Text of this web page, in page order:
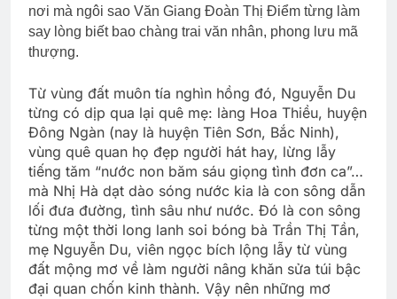
nơi mà ngôi sao Văn Giang Đoàn Thị Điểm từng làm
say lòng biết bao chàng trai văn nhân, phong lưu mã
thượng.
Từ vùng đất muôn tía nghìn hồng đó, Nguyễn Du
từng có dịp qua lại quê mẹ: làng Hoa Thiều, huyện
Đông Ngàn (nay là huyện Tiên Sơn, Bắc Ninh),
vùng quê quan họ đẹp người hát hay, lừng lẫy
tiếng tăm “nước non băm sáu giọng tình đơn ca”…
mà Nhị Hà dạt dào sóng nước kia là con sông dẫn
lối đưa đường, tình sâu như nước. Đó là con sông
từng một thời long lanh soi bóng bà Trần Thị Tần,
mẹ Nguyễn Du, viên ngọc bích lộng lẫy từ vùng
đất mộng mơ về làm người nâng khăn sửa túi bậc
đại quan chốn kinh thành. Vậy nên những mơ